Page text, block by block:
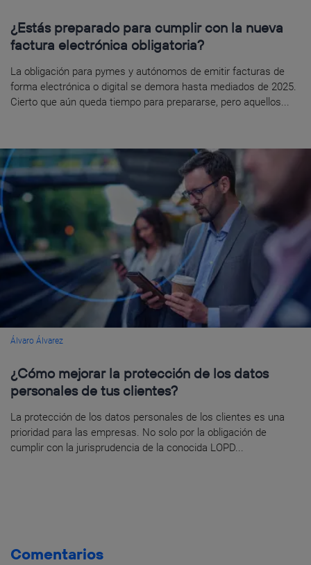
¿Estás preparado para cumplir con la nueva
factura electrónica obligatoria?
La obligación para pymes y autónomos de emitir facturas de
forma electrónica o digital se demora hasta mediados de 2025.
Cierto que aún queda tiempo para prepararse, pero aquellos...
Álvaro Álvarez
¿Cómo mejorar la protección de los datos
personales de tus clientes?
La protección de los datos personales de los clientes es una
prioridad para las empresas. No solo por la obligación de
cumplir con la jurisprudencia de la conocida LOPD...
Comentarios